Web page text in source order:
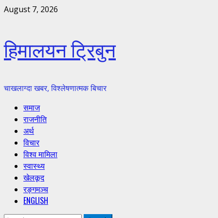
Skip
August 7, 2026
हिमालयन ट्रिबुन
चाखलाग्दा खबर, विश्लेषणात्मक बिचार
Primary
Menu
समाज
राजनीति
अर्थ
विचार
विश्व मामिला
स्वास्थ्य
खेलकूद
रङ्गमञ्च
ENGLISH